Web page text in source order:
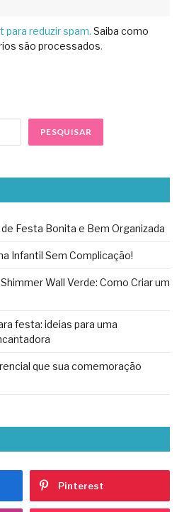
reduzir spam. Saiba como
são processados.
PESQUISAR
Festa Bonita e Bem Organizada
Infantil Sem Complicação!
Wall Verde: Como Criar um
festa: ideias para uma
que sua comemoração
Pinterest